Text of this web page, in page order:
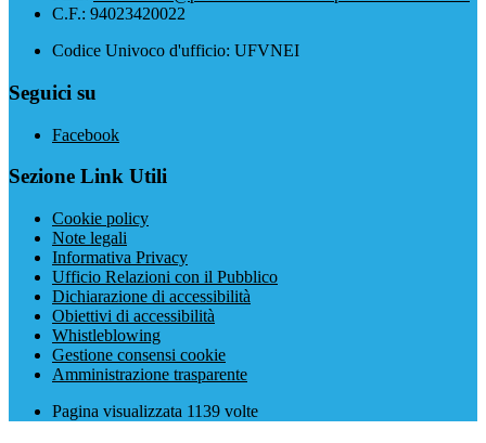
C.F.: 94023420022
Codice Univoco d'ufficio: UFVNEI
Seguici su
Facebook
Sezione Link Utili
Cookie policy
Note legali
Informativa Privacy
Ufficio Relazioni con il Pubblico
Dichiarazione di accessibilità
Obiettivi di accessibilità
Whistleblowing
Gestione consensi cookie
Amministrazione trasparente
Pagina visualizzata 1139 volte